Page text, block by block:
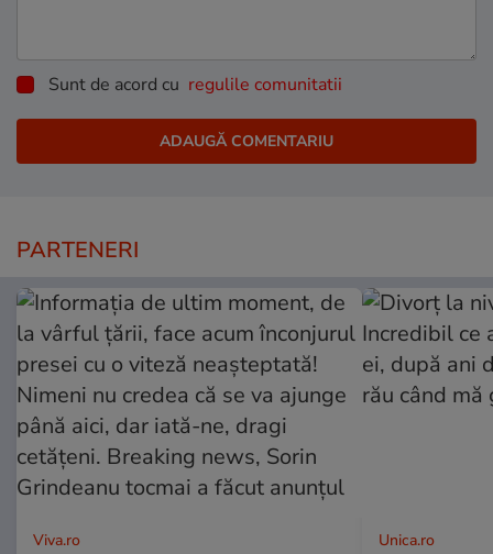
Sunt de acord cu regulile comunitatii
PARTENERI
Viva.ro Unica.ro